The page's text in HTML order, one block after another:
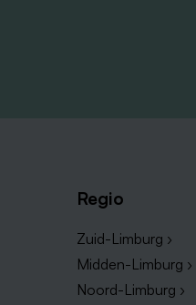
Regio
Zuid-Limburg ›
Midden-Limburg ›
Noord-Limburg ›